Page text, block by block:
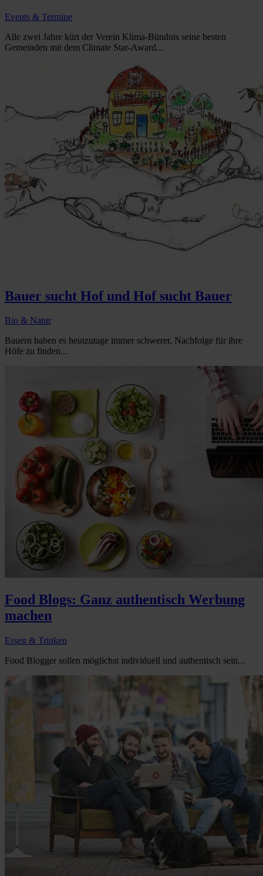
Events & Termine
Alle zwei Jahre kürt der Verein Klima-Bündnis seine besten
Gemeinden mit dem Climate Star-Award...
Bauer sucht Hof und Hof sucht Bauer
Bio & Natur
Bauern haben es heutzutage immer schwerer, Nachfolge für ihre
Höfe zu finden...
Food Blogs: Ganz authentisch Werbung
machen
Essen & Trinken
Food Blogger sollen möglichst individuell und authentisch sein...